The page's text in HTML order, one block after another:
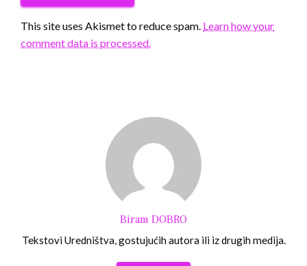
This site uses Akismet to reduce spam. Learn how your
comment data is processed.
Biram DOBRO
Tekstovi Uredništva, gostujućih autora ili iz drugih medija.